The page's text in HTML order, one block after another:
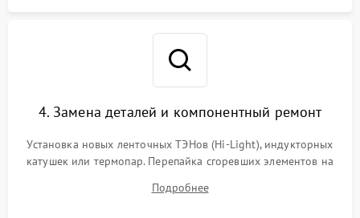
4. Замена деталей и компонентный ремонт
Установка новых ленточных ТЭНов (Hi-Light), индукторных
катушек или термопар. Перепайка сгоревших элементов на
дорожек. Очистка контактов и замена поврежденной
Подробнее